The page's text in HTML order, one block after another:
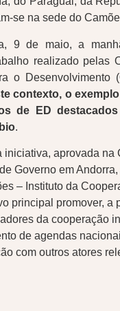
se na sede do
9 de maio, a
realizado pelas
o Desenvolvimento
contexto, o
de ED
.
iniciativa, aprovada na
Governo em
– Instituto da
principal promover, a
da cooperação
de agendas
com outros atores